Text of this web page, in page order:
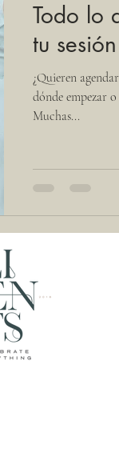
Todo lo
tu
¿Quieren
dónde empezar
Muchas...